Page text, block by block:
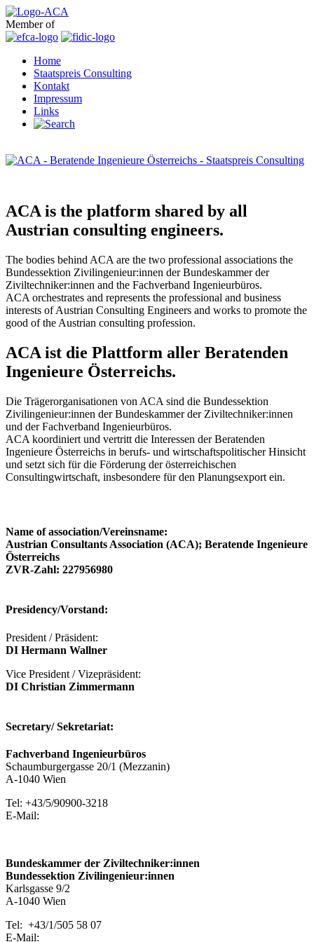
Member of
Home
Staatspreis Consulting
Kontakt
Impressum
Links
ACA is the platform shared by all
Austrian consulting engineers.
The bodies behind ACA are the two professional associations the
Bundessektion Zivilingenieur:innen der Bundeskammer der
Ziviltechniker:innen and the Fachverband Ingenieurbüros.
ACA orchestrates and represents the professional and business
interests of Austrian Consulting Engineers and works to promote the
good of the Austrian consulting profession.
ACA ist die Plattform aller Beratenden
Ingenieure Österreichs.
Die Trägerorganisationen von ACA sind die Bundessektion
Zivilingenieur:innen der Bundeskammer der Ziviltechniker:innen
und der Fachverband Ingenieurbüros.
ACA koordiniert und vertritt die Interessen der Beratenden
Ingenieure Österreichs in berufs- und wirtschaftspolitischer Hinsicht
und setzt sich für die Förderung der österreichischen
Consultingwirtschaft, insbesondere für den Planungsexport ein.
Name of association/Vereinsname:
Austrian Consultants Association (ACA); Beratende Ingenieure
Österreichs
ZVR-Zahl: 227956980
Presidency/Vorstand:
President / Präsident:
DI Hermann Wallner
Vice President /Vizepräsident:
DI Christian Zimmermann
Secretary/Sekretariat:
Fachverband Ingenieurbüros
Schaumburgergasse 20/1 (Mezzanin)
A-1040 Wien
Tel: +43/5/90900-3218
E-Mail:
Bundeskammer der Ziviltechniker:innen
Bundessektion Zivilingenieur:innen
Karlsgasse 9/2
A-1040 Wien
Tel: +43/1/505 58 07
E-Mail: